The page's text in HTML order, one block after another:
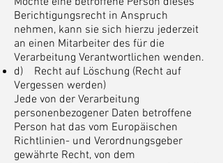
Berichtigungsrecht in Anspruch
nehmen, kann sie sich hierzu jederzeit
an einen Mitarbeiter des für die
Verarbeitung Verantwortlichen wenden.
d) Recht auf Löschung (Recht auf
Vergessen werden)
Jede von der Verarbeitung
personenbezogener Daten betroffene
Person hat das vom Europäischen
Richtlinien- und Verordnungsgeber
gewährte Recht, von dem